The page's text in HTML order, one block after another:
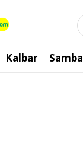
Kalbar